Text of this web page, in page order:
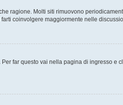
ragione. Molti siti rimuovono
coinvolgere maggiormente nelle
far questo vai nella pagina di ingresso e